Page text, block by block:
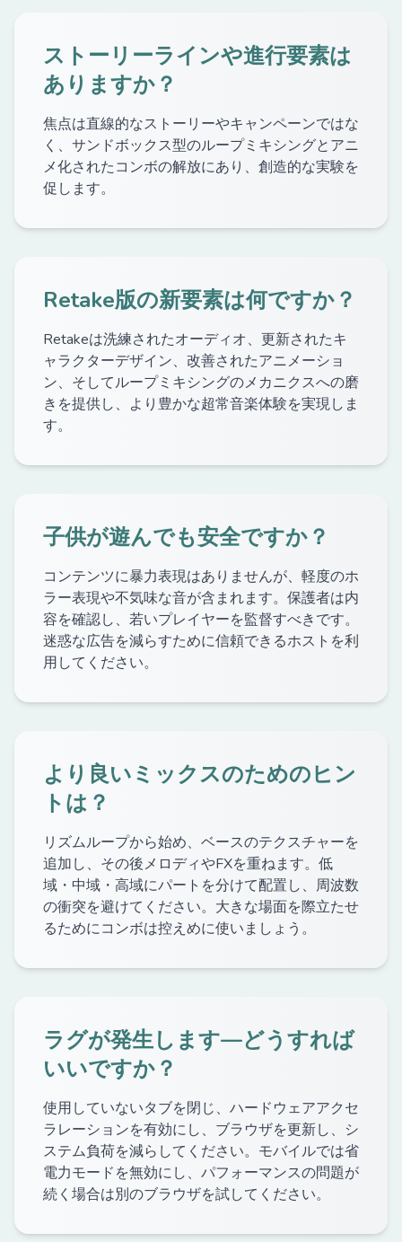
ストーリーラインや進行要素は
ありますか？
焦点は直線的なストーリーやキャンペーンではな
く、サンドボックス型のループミキシングとアニ
メ化されたコンボの解放にあり、創造的な実験を
促します。
Retake版の新要素は何ですか？
Retakeは洗練されたオーディオ、更新されたキ
ャラクターデザイン、改善されたアニメーショ
ン、そしてループミキシングのメカニクスへの磨
きを提供し、より豊かな超常音楽体験を実現しま
す。
子供が遊んでも安全ですか？
コンテンツに暴力表現はありませんが、軽度のホ
ラー表現や不気味な音が含まれます。保護者は内
容を確認し、若いプレイヤーを監督すべきです。
迷惑な広告を減らすために信頼できるホストを利
用してください。
より良いミックスのためのヒン
トは？
リズムループから始め、ベースのテクスチャーを
追加し、その後メロディやFXを重ねます。低
域・中域・高域にパートを分けて配置し、周波数
の衝突を避けてください。大きな場面を際立たせ
るためにコンボは控えめに使いましょう。
ラグが発生します—どうすれば
いいですか？
使用していないタブを閉じ、ハードウェアアクセ
ラレーションを有効にし、ブラウザを更新し、シ
ステム負荷を減らしてください。モバイルでは省
電力モードを無効にし、パフォーマンスの問題が
続く場合は別のブラウザを試してください。